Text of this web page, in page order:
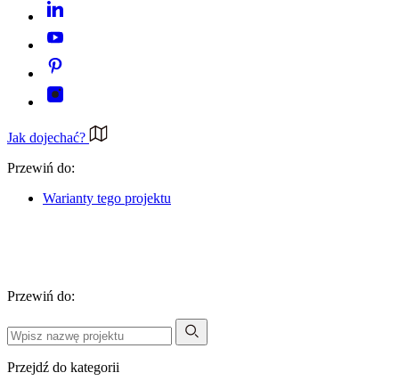
Jak dojechać?
Przewiń do:
Warianty tego projektu
Przewiń do:
Przejdź do kategorii